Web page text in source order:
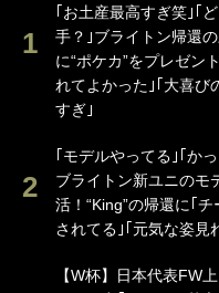
｢お土産最高すぎ笑｣｢
手？｣ブライトン帰還
に“ポケカ”をプレゼン
れてよかった｣｢大喜び
すぎ｣
｢モデルやってる｣｢か
ブライトン新ユニのモ
活！“King”の帰還に｢
されてる｣｢元気な姿見
【W杯】日本代表FW